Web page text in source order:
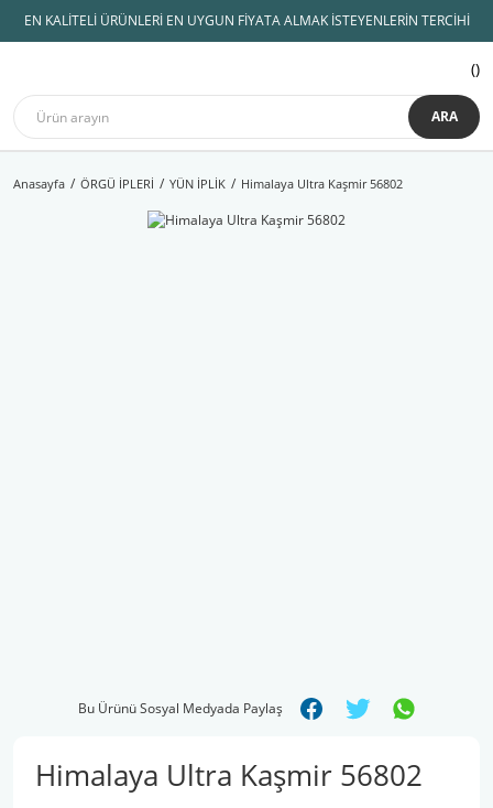
EN KALİTELİ ÜRÜNLERİ EN UYGUN FİYATA ALMAK İSTEYENLERİN TERCİHİ
ARA
Anasayfa ÖRGÜ İPLERİ YÜN İPLİK Himalaya Ultra Kaşmir 56802
Bu Ürünü Sosyal Medyada Paylaş
Himalaya Ultra Kaşmir 56802